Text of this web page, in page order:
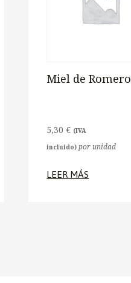
Miel de Romero
5,30€ (IVA
incluido) por unidad
LEER MÁS